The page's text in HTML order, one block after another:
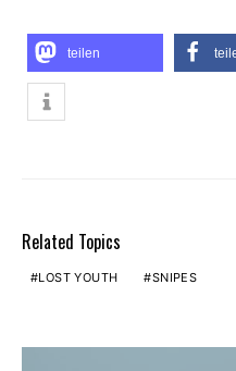
teilen
Related Topics
LOST YOUTH SNIPES